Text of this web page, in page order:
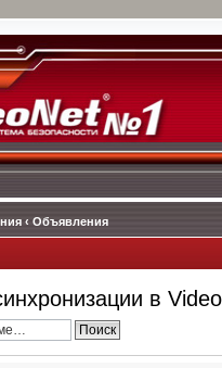
‹ Объявления
в